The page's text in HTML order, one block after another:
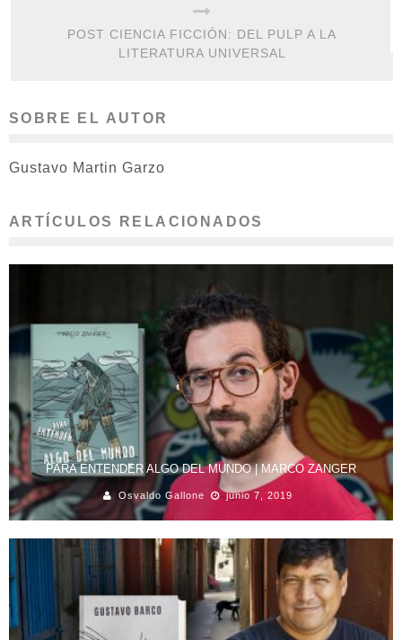
POST CIENCIA FICCIÓN: DEL PULP A LA
LITERATURA UNIVERSAL
SOBRE EL AUTOR
Gustavo Martin Garzo
ARTÍCULOS RELACIONADOS
PARA ENTENDER ALGO DEL MUNDO | MARCO ZANGER
Osvaldo Gallone junio 7, 2019